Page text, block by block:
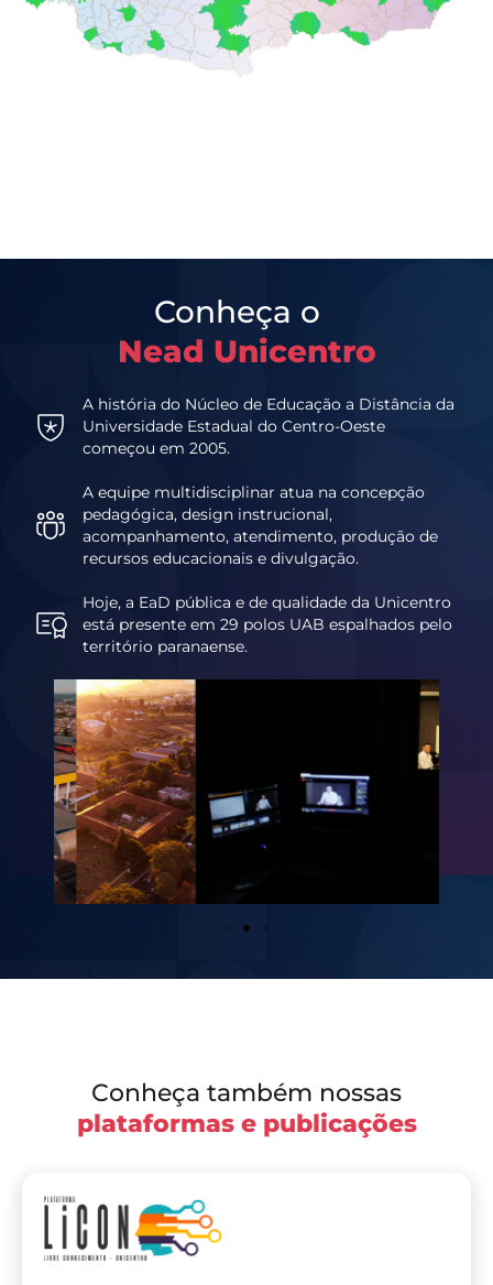
Conheça o
Nead Unicentro
A história do Núcleo de Educação a Distância da
Universidade Estadual do Centro-Oeste
começou em 2005.
A equipe multidisciplinar atua na concepção
pedagógica, design instrucional,
acompanhamento, atendimento, produção de
recursos educacionais e divulgação.
Hoje, a EaD pública e de qualidade da Unicentro
está presente em 29 polos UAB espalhados pelo
território paranaense.
Conheça também nossas
plataformas e publicações